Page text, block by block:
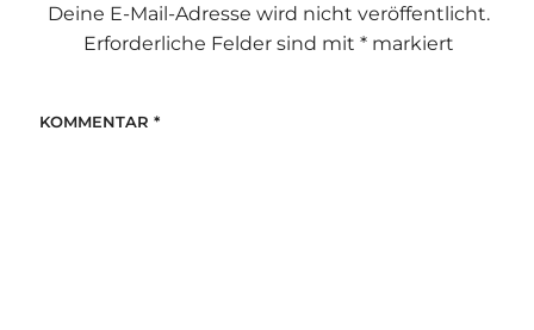
Deine E-Mail-Adresse wird nicht veröffentlicht.
Erforderliche Felder sind mit *markiert
KOMMENTAR *